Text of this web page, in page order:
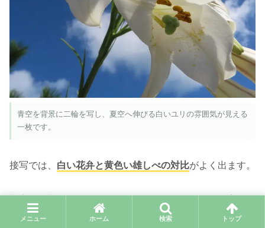
青空を背景に二輪を写し、夏空へ伸びる白いユリの雰囲気が見える
一枚です。
接写では、 白い花弁と黄色い雄しべの対比がよく出ます。
清涼感が伝わります。
メニュー ホーム 検索 トップ